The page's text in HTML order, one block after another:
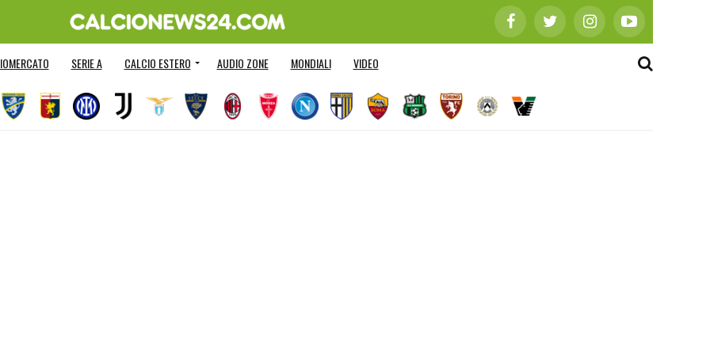
SERIE A CALCIO ESTERO AUDIO ZONE MONDIALI VIDEO